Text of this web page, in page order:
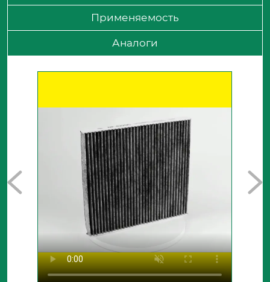
Применяемость
Аналоги